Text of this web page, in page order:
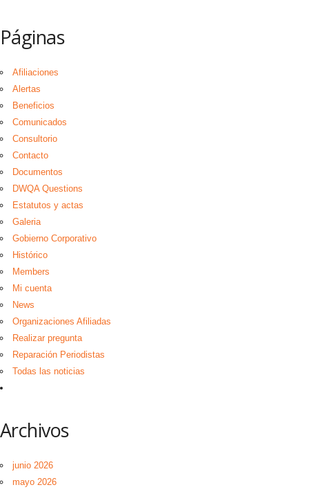
Páginas
Afiliaciones
Alertas
Beneficios
Comunicados
Consultorio
Contacto
Documentos
DWQA Questions
Estatutos y actas
Galeria
Gobierno Corporativo
Histórico
Members
Mi cuenta
News
Organizaciones Afiliadas
Realizar pregunta
Reparación Periodistas
Todas las noticias
Archivos
junio 2026
mayo 2026